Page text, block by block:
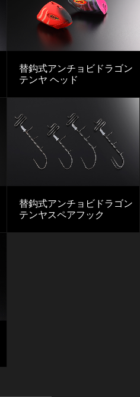
替鈎式アンチョビドラゴン
テンヤ ヘッド
替鈎式アンチョビドラゴン
テンヤスペアフック